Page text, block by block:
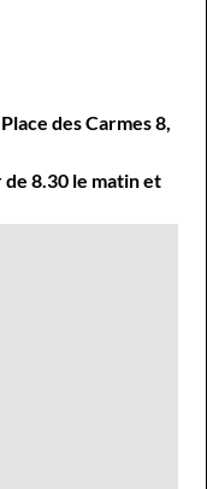
des Carmes 8,
8.30 le matin et